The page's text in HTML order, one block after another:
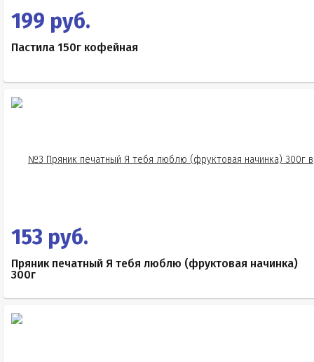
199 руб.
Пастила 150г кофейная
153 руб.
Пряник печатный Я тебя люблю (фруктовая начинка)
300г